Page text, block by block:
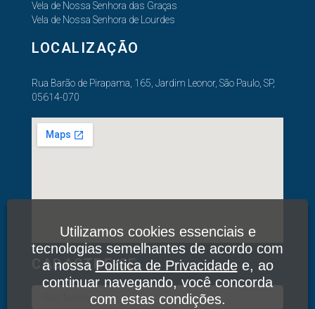
Vela de Nossa Senhora das Graças
Vela de Nossa Senhora de Lourdes
LOCALIZAÇÃO
Rua Barão de Pirapama, 165, Jardim Leonor, São Paulo, SP,
05614-070
CADASTRE-SE
Utilizamos cookies essenciais e
tecnologias semelhantes de acordo com
a nossaPolítica de Privacidadee, ao
continuar navegando, você concorda
com estas condições.